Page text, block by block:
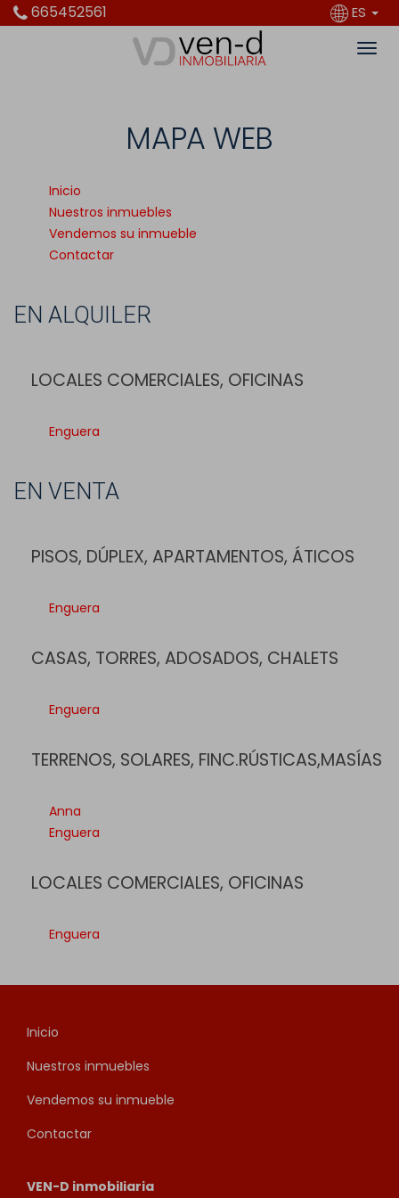
665452561 ES
MAPA WEB
Inicio
Nuestros inmuebles
Vendemos su inmueble
Contactar
EN ALQUILER
LOCALES COMERCIALES, OFICINAS
Enguera
EN VENTA
PISOS, DÚPLEX, APARTAMENTOS, ÁTICOS
Enguera
CASAS, TORRES, ADOSADOS, CHALETS
Enguera
TERRENOS, SOLARES, FINC.RÚSTICAS,MASÍAS
Anna
Enguera
LOCALES COMERCIALES, OFICINAS
Enguera
Inicio
Nuestros inmuebles
Vendemos su inmueble
Contactar
VEN-D inmobiliaria